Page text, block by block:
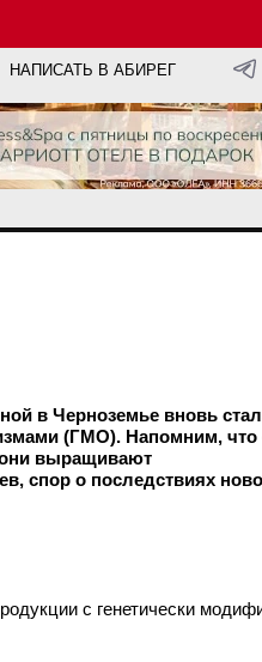
НАПИСАТЬ В АБИРЕГ
в Черноземье вновь
(ГМО). Напомним,
они выращивают
спор о последствиях
с генетически